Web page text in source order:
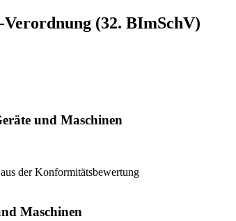
(32. BImSchV)
und Maschinen
der Konformitätsbewertung
Maschinen